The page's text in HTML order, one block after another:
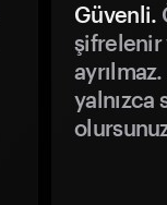
Güvenli.
şifrelenir
yalnızca